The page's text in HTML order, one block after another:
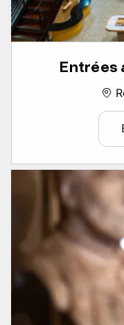
Entrées